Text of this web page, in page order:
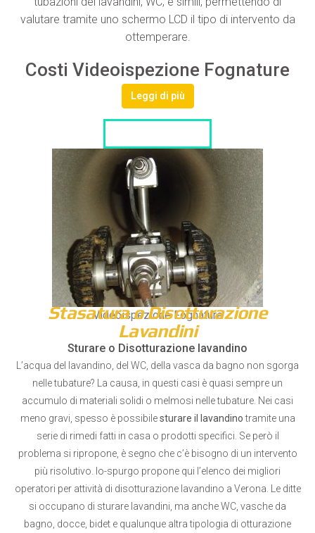
valutare tramite uno schermo LCD il tipo di intervento da
ottemperare.
Costi Videoispezione Fognature
Leggi di più
Videoispezione Fognature
Stasatura o Disotturazione
Lavandini
Sturare o Disotturazione lavandino
L’acqua del lavandino, del WC, della vasca da bagno non sgorga
nelle tubature? La causa, in questi casi è quasi sempre un
accumulo di materiali solidi o melmosi nelle tubature. Nei casi
meno gravi, spesso è possibilesturare il lavandinotramite una
serie di rimedi fatti in casa o prodotti specifici. Se però il
problema si ripropone, è segno che c’è bisogno di un intervento
più risolutivo. Io-spurgo propone qui l’elenco dei migliori
operatori per attività di disotturazione lavandino a Verona. Le ditte
si occupano di sturare lavandini, ma anche WC, vasche da
bagno, docce, bidet e qualunque altra tipologia di otturazione